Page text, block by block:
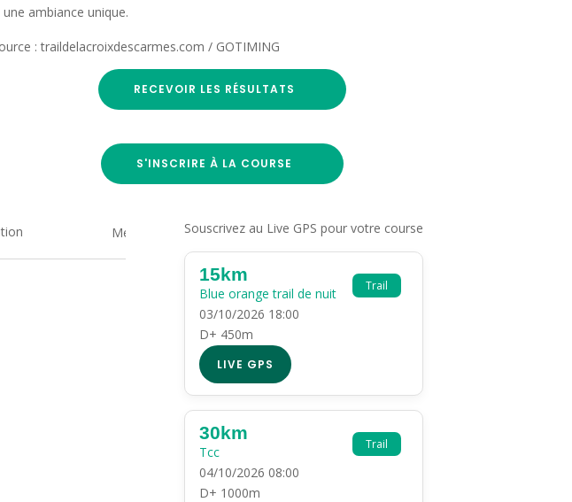
une ambiance unique.
: traildelacroixdescarmes.com / GOTIMING
RECEVOIR LES RÉSULTATS
S'INSCRIRE À LA COURSE
Medias Souscrivez au Live GPS pour votre course
Trail
15km
Blue orange trail de nuit
03/10/2026 18:00
D+ 450m
LIVE GPS
Trail
30km
Tcc
04/10/2026 08:00
D+ 1000m